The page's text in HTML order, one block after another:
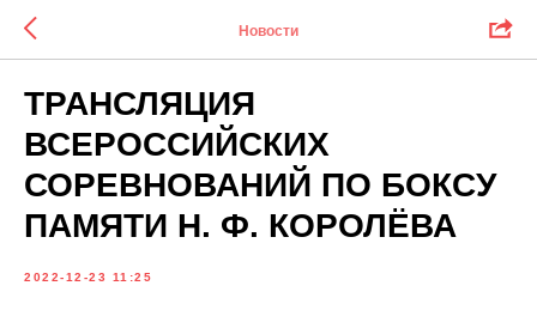
Новости
ТРАНСЛЯЦИЯ
ВСЕРОССИЙСКИХ
СОРЕВНОВАНИЙ ПО БОКСУ
ПАМЯТИ Н. Ф. КОРОЛЁВА
2022-12-23 11:25